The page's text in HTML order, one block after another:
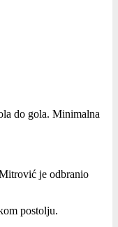
do gola. Minimalna
je odbranio
postolju.